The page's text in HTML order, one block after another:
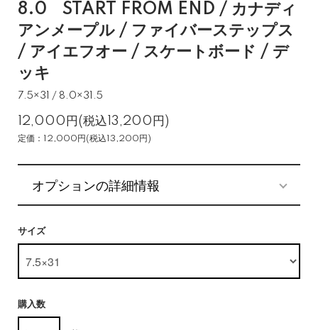
8.0 START FROM END / カナディ
アンメープル / ファイバーステップス
/ アイエフオー / スケートボード / デ
ッキ
7.5×31 / 8.0×31.5
12,000円(税込13,200円)
定価：12,000円(税込13,200円)
オプションの詳細情報
サイズ
購入数